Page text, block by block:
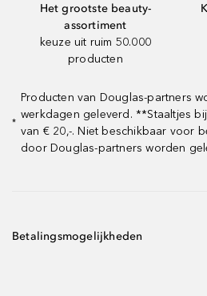
Het grootste beauty-
assortiment
keuze uit ruim 50.000
producten
*
Producten van Douglas-partners
werkdagen geleverd. **Staaltjes
van € 20,-. Niet beschikbaar voor
door Douglas-partners worden
Betalingsmogelijkheden